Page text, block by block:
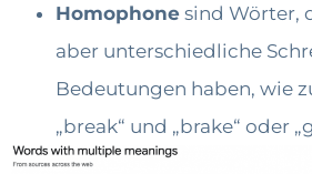
Homophone sind Wörter,
aber unterschiedliche
Bedeutungen haben, wie
„break“ und „brake“ oder